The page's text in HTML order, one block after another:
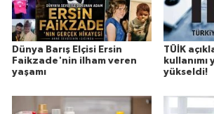
Dünya Barış Elçisi Ersin
Faikzade'nin ilham veren
yaşamı
TÜİK
yükseldi!